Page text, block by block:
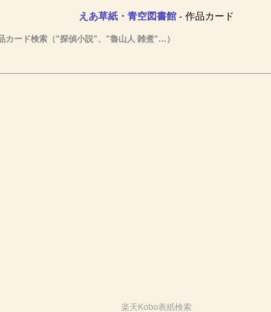
えあ草紙・青空図書館- 作品カード
カード検索（"探偵小説"、"魯山人 雑煮"…）
楽天Kobo表紙検索